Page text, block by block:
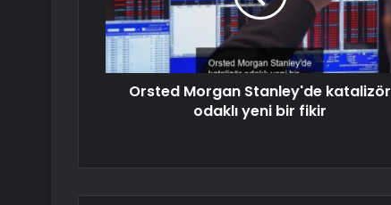
Orsted Morgan Stanley'de katalizör
odaklı yeni bir fikir